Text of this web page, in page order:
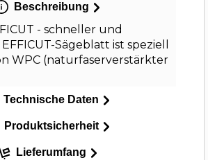
Beschreibung
- schneller und
Sägeblatt ist speziell
WPC (naturfaserverstärkter
Technische Daten
Produktsicherheit
Lieferumfang